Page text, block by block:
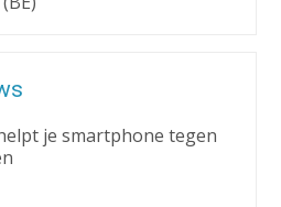
je smartphone tegen